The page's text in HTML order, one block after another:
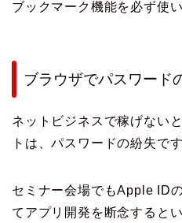
ブックマーク機能を必ず使い
ブラウザでパスワード
ネットビジネスで稼げない
トは、パスワードの紛失です
セミナー会場でもApple ID
てアプリ開発を断念すると